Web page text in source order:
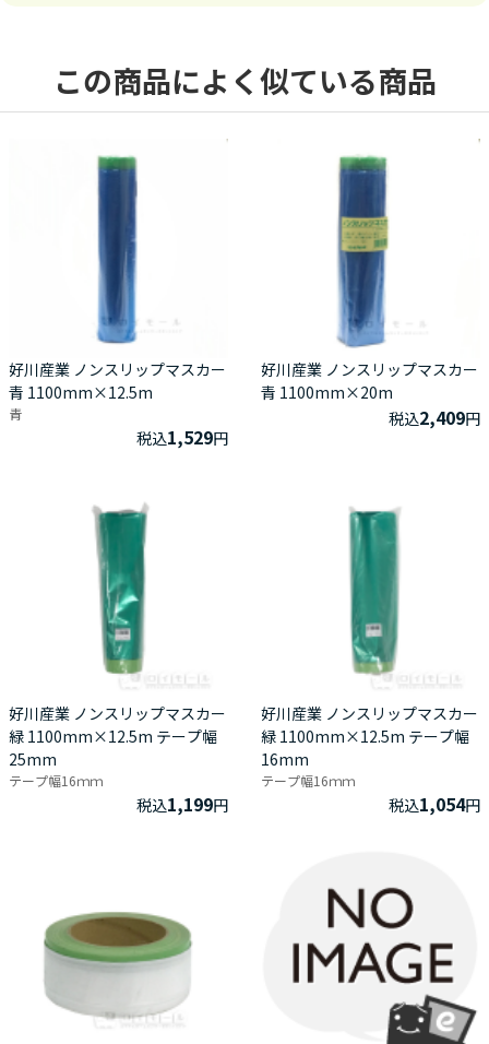
この商品によく似ている商品
好川産業 ノンスリップマスカー
青 1100mm×12.5m
青
税込1,529円
好川産業 ノンスリップマスカー
青 1100mm×20m
税込2,409円
好川産業 ノンスリップマスカー
緑 1100mm×12.5m テープ幅
25mm
テープ幅16ｍｍ
税込1,199円
好川産業 ノンスリップマスカー
緑 1100mm×12.5m テープ幅
16mm
テープ幅16ｍｍ
税込1,054円